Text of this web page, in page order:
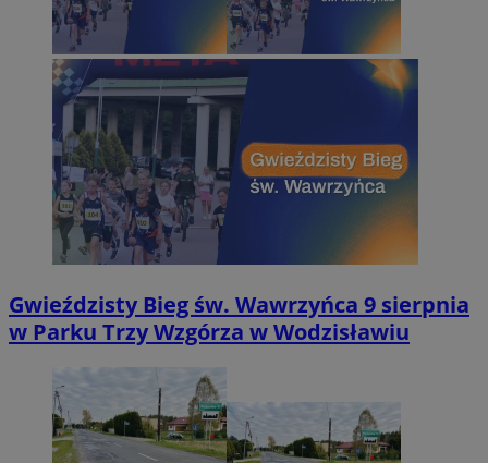
Gwieździsty Bieg św. Wawrzyńca 9 sierpnia
w Parku Trzy Wzgórza w Wodzisławiu